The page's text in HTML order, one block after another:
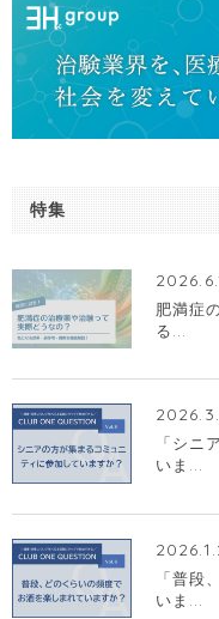
特集
肥満症
る...
「シニ
いま...
「普段
いま...